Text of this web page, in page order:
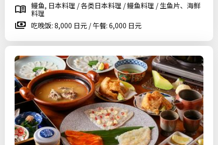
鳗鱼, 日本料理 / 各类日本料理 / 鳗鱼料理 / 生鱼片、海鲜
料理
吃晚饭: 8,000 日元 / 午餐: 6,000 日元